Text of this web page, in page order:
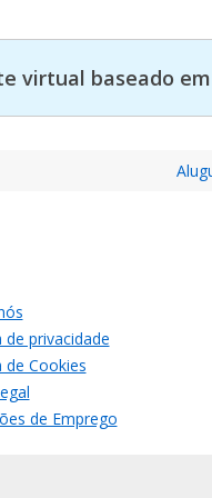
virtual baseado
de privacidade
de Cookies
de Emprego